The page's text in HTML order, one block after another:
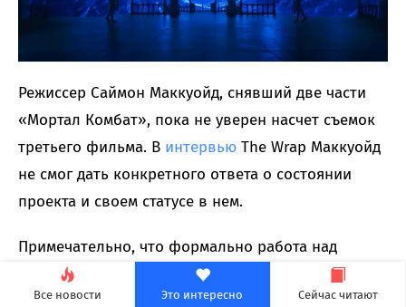
Все новости Это интересно Сейчас читают
Режиссер Саймон Маккуойд, снявший две части
«Мортал Комбат», пока не уверен насчет съемок
третьего фильма. В интервью The Wrap Маккуойд
не смог дать конкретного ответа о состоянии
проекта и своем статусе в нем.
Примечательно, что формально работа над
фильмом началась еще в 2025 году. На New York
Comic Con в 2025 году сценарист Джереми